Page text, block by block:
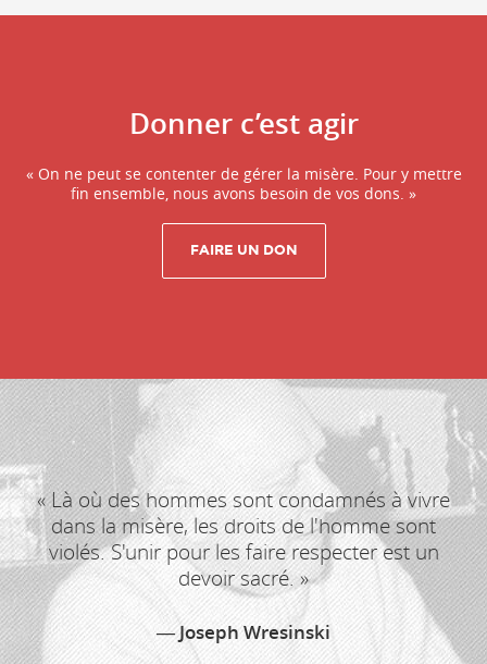
Donner c’est agir
« On ne peut se contenter de gérer la misère. Pour y mettre
fin ensemble, nous avons besoin de vos dons. »
« Là où des hommes sont condamnés à vivre
dans la misère, les droits de l'homme sont
violés. S'unir pour les faire respecter est un
devoir sacré. »
Joseph Wresinski